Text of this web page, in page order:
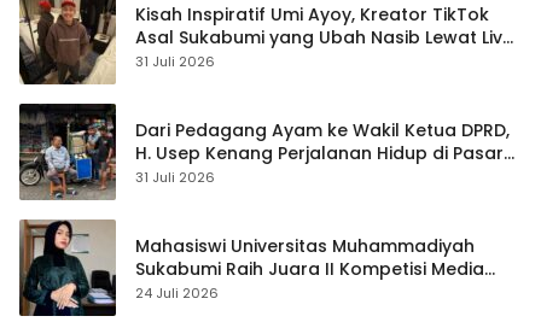
Kisah Inspiratif Umi Ayoy, Kreator TikTok
Asal Sukabumi yang Ubah Nasib Lewat Live
Streaming
31 Juli 2026
Dari Pedagang Ayam ke Wakil Ketua DPRD,
H. Usep Kenang Perjalanan Hidup di Pasar
Cisaat
31 Juli 2026
Mahasiswi Universitas Muhammadiyah
Sukabumi Raih Juara II Kompetisi Media
Pembelajaran Digital Tingkat Internasional
24 Juli 2026